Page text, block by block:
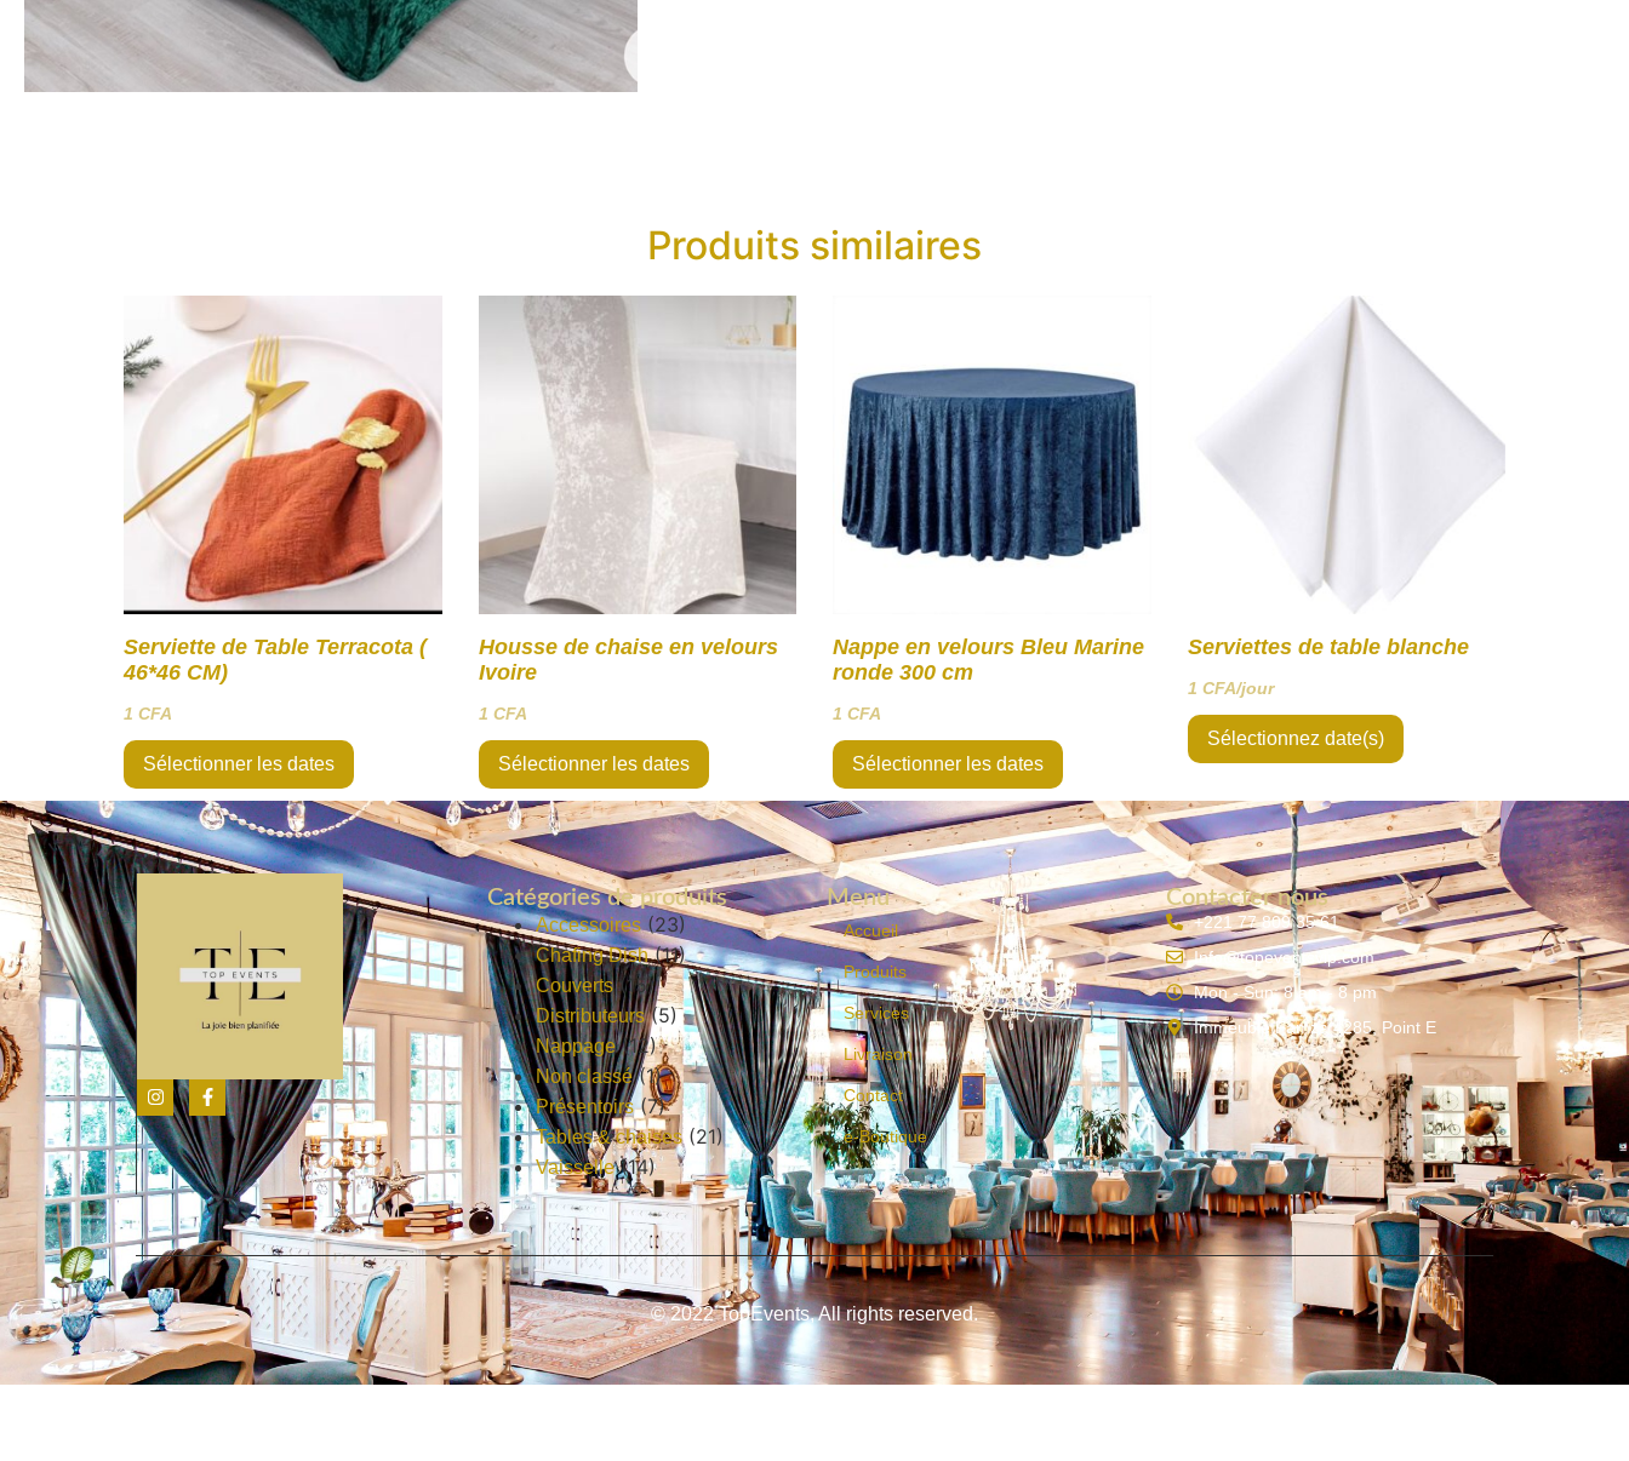
Produits similaires
Serviette de Table Terracota (
46*46 CM)
1 CFA
Sélectionner les dates
Housse de chaise en velours
Ivoire
1 CFA
Sélectionner les dates
Nappe en velours Bleu Marine
ronde 300 cm
1 CFA
Sélectionner les dates
Serviettes de table blanche
1 CFA/jour
Sélectionnez date(s)
Catégories de produits
Accessoires (23)
Chafing Dish (11)
Couverts (15)
Distributeurs (5)
Nappage (12)
Non classé (1)
Présentoirs (7)
Tables & chaises (21)
Vaisselle (14)
Menu
Accueil
Produits
Services
Livraison
Contact
e-Boutique
Contacter nous
+221 77 809 35 61
Info@topeventsvip.com
Mon - Sun: 8 am - 8 pm
Immeuble Famza 4285, Point E
© 2022 TopEvents, All rights reserved.